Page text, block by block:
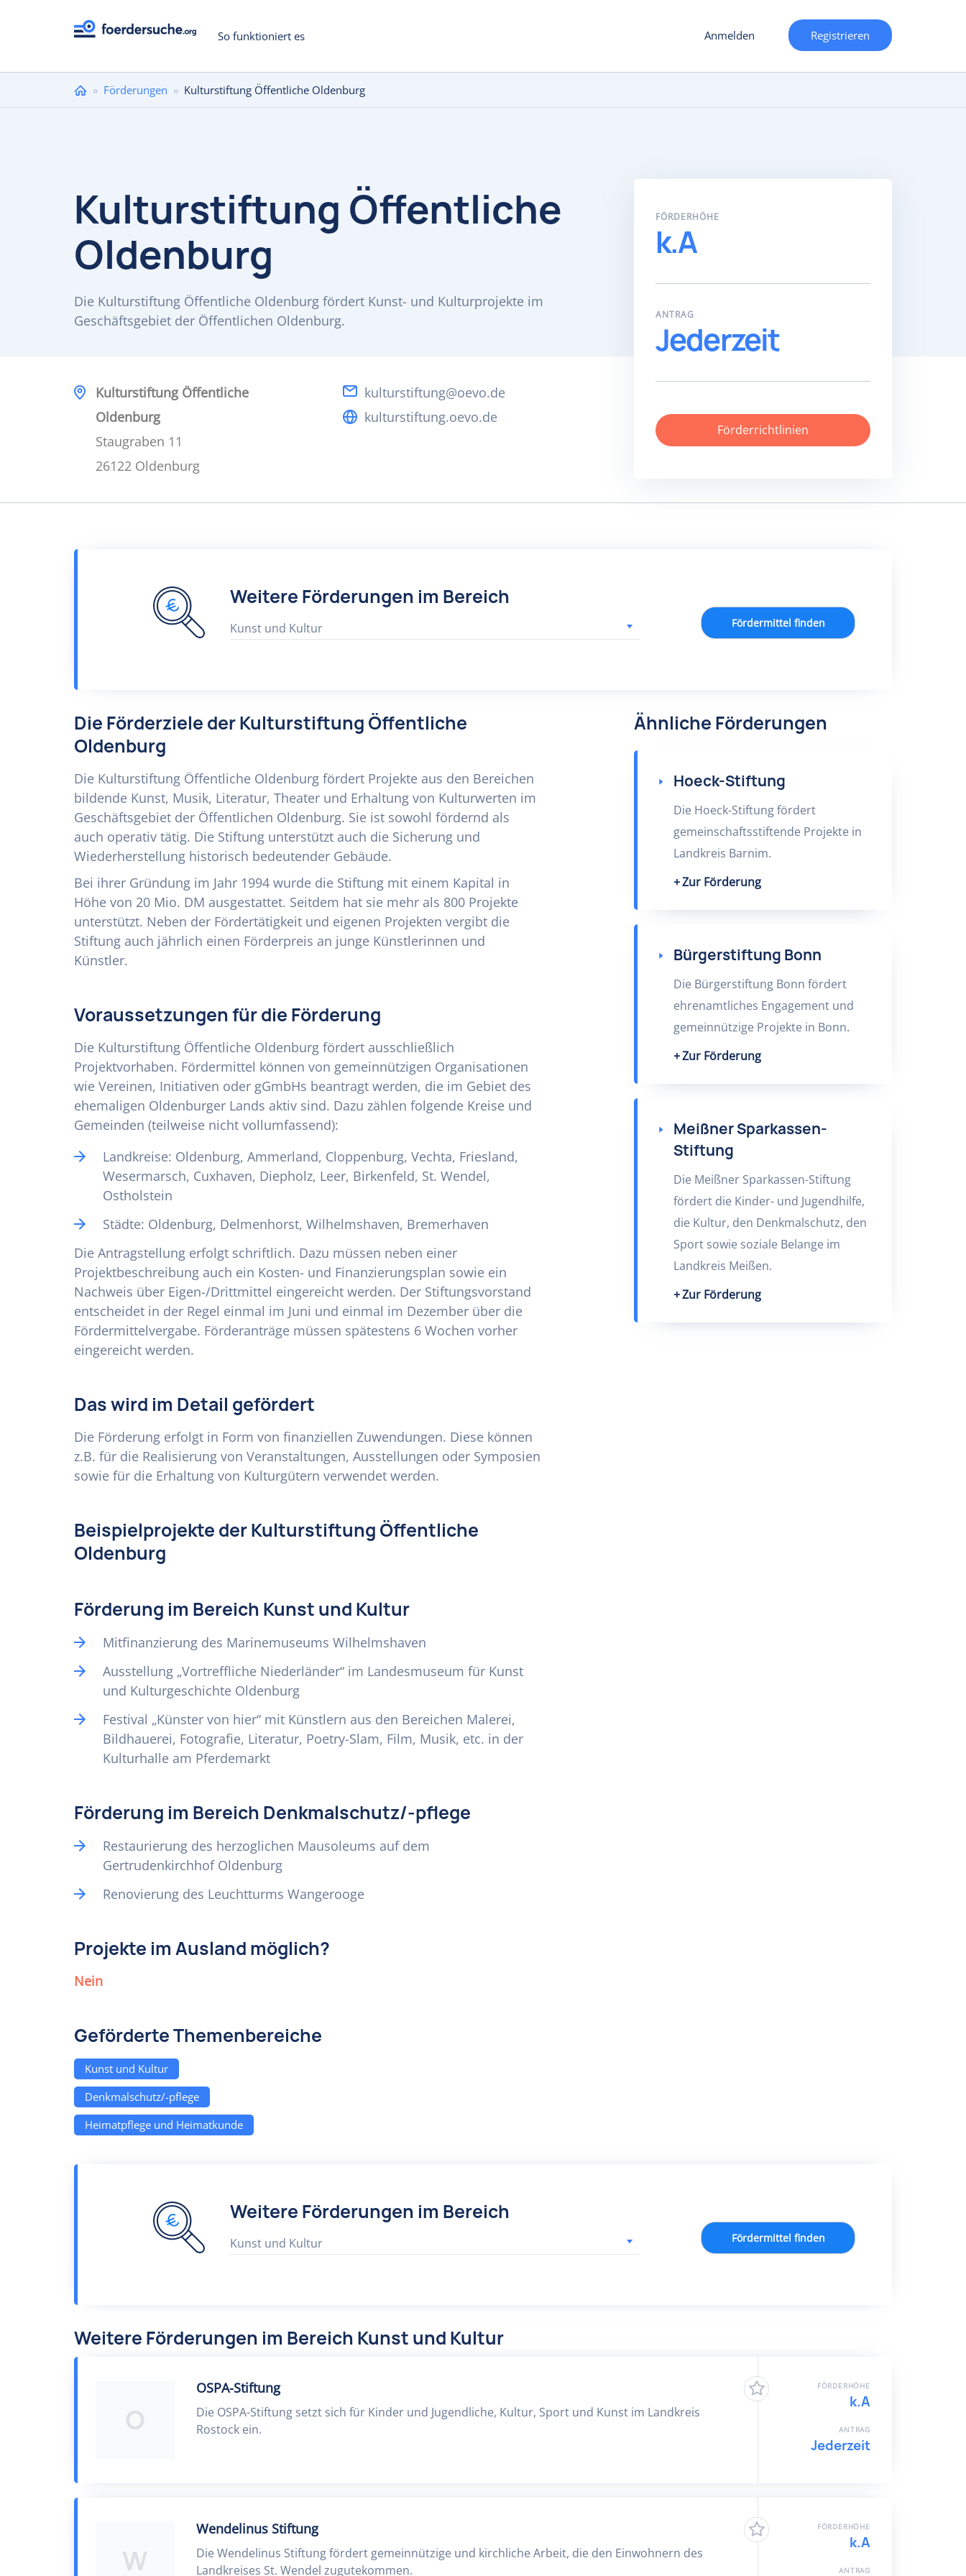
So funktioniert es Anmelden Registrieren
Sie
» Förderungen » Kulturstiftung Öffentliche Oldenburg
Kulturstiftung Öffentliche
Oldenburg
Die Kulturstiftung Öffentliche Oldenburg fördert Kunst- und Kulturprojekte im
Geschäftsgebiet der Öffentlichen Oldenburg.
Kulturstiftung Öffentliche
Oldenburg
Staugraben 11
26122 Oldenburg
kulturstiftung@oevo.de
kulturstiftung.oevo.de
FÖRDERHÖHE
k.A
ANTRAG
Jederzeit
Förderrichtlinien
Weitere Förderungen im Bereich
Kunst und Kultur Fördermittel finden
Die Förderziele der Kulturstiftung Öffentliche
Oldenburg
Die Kulturstiftung Öffentliche Oldenburg fördert Projekte aus den Bereichen
bildende Kunst, Musik, Literatur, Theater und Erhaltung von Kulturwerten im
Geschäftsgebiet der Öffentlichen Oldenburg. Sie ist sowohl fördernd als
auch operativ tätig. Die Stiftung unterstützt auch die Sicherung und
Wiederherstellung historisch bedeutender Gebäude.
Bei ihrer Gründung im Jahr 1994 wurde die Stiftung mit einem Kapital in
Höhe von 20 Mio. DM ausgestattet. Seitdem hat sie mehr als 800 Projekte
unterstützt. Neben der Fördertätigkeit und eigenen Projekten vergibt die
Stiftung auch jährlich einen Förderpreis an junge Künstlerinnen und
Künstler.
Voraussetzungen für die Förderung
Die Kulturstiftung Öffentliche Oldenburg fördert ausschließlich
Projektvorhaben. Fördermittel können von gemeinnützigen Organisationen
wie Vereinen, Initiativen oder gGmbHs beantragt werden, die im Gebiet des
ehemaligen Oldenburger Lands aktiv sind. Dazu zählen folgende Kreise und
Gemeinden (teilweise nicht vollumfassend):
Landkreise: Oldenburg, Ammerland, Cloppenburg, Vechta, Friesland,
Wesermarsch, Cuxhaven, Diepholz, Leer, Birkenfeld, St. Wendel,
Ostholstein
Städte: Oldenburg, Delmenhorst, Wilhelmshaven, Bremerhaven
Die Antragstellung erfolgt schriftlich. Dazu müssen neben einer
Projektbeschreibung auch ein Kosten- und Finanzierungsplan sowie ein
Nachweis über Eigen-/Drittmittel eingereicht werden. Der Stiftungsvorstand
entscheidet in der Regel einmal im Juni und einmal im Dezember über die
Fördermittelvergabe. Förderanträge müssen spätestens 6 Wochen vorher
eingereicht werden.
Das wird im Detail gefördert
Die Förderung erfolgt in Form von finanziellen Zuwendungen. Diese können
z.B. für die Realisierung von Veranstaltungen, Ausstellungen oder Symposien
sowie für die Erhaltung von Kulturgütern verwendet werden.
Beispielprojekte der Kulturstiftung Öffentliche
Oldenburg
Förderung im Bereich Kunst und Kultur
Mitfinanzierung des Marinemuseums Wilhelmshaven
Ausstellung „Vortreffliche Niederländer“ im Landesmuseum für Kunst
und Kulturgeschichte Oldenburg
Festival „Künster von hier“ mit Künstlern aus den Bereichen Malerei,
Bildhauerei, Fotografie, Literatur, Poetry-Slam, Film, Musik, etc. in der
Kulturhalle am Pferdemarkt
Förderung im Bereich Denkmalschutz/-pflege
Restaurierung des herzoglichen Mausoleums auf dem
Gertrudenkirchhof Oldenburg
Renovierung des Leuchtturms Wangerooge
Projekte im Ausland möglich?
Nein
Geförderte Themenbereiche
Kunst und Kultur
Denkmalschutz/-pflege
Heimatpflege und Heimatkunde
Ähnliche Förderungen
Hoeck-Stiftung
Die Hoeck-Stiftung fördert
gemeinschaftsstiftende Projekte in
Landkreis Barnim.
Zur Förderung
Bürgerstiftung Bonn
Die Bürgerstiftung Bonn fördert
ehrenamtliches Engagement und
gemeinnützige Projekte in Bonn.
Zur Förderung
Meißner Sparkassen-
Stiftung
Die Meißner Sparkassen-Stiftung
fördert die Kinder- und Jugendhilfe,
die Kultur, den Denkmalschutz, den
Sport sowie soziale Belange im
Landkreis Meißen.
Zur Förderung
Weitere Förderungen im Bereich
Kunst und Kultur Fördermittel finden
Weitere Förderungen im Bereich Kunst und Kultur
O
OSPA-Stiftung
Die OSPA-Stiftung setzt sich für Kinder und Jugendliche, Kultur, Sport und Kunst im Landkreis
Rostock ein.
FÖRDERHÖHE
k.A
ANTRAG
Jederzeit
W
Wendelinus Stiftung
Die Wendelinus Stiftung fördert gemeinnützige und kirchliche Arbeit, die den Einwohnern des
Landkreises St. Wendel zugutekommen.
FÖRDERHÖHE
k.A
ANTRAG